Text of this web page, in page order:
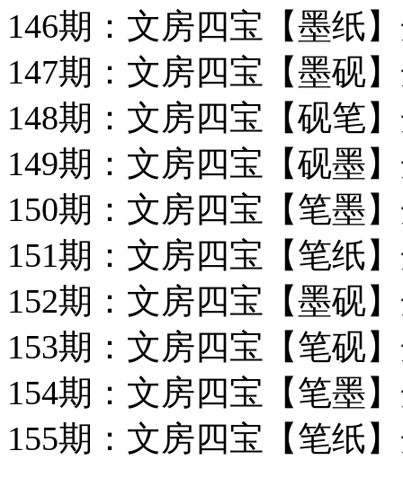
146期：文房四宝【墨纸
147期：文房四宝【墨砚
148期：文房四宝【砚笔
149期：文房四宝【砚墨
150期：文房四宝【笔墨
151期：文房四宝【笔纸
152期：文房四宝【墨砚
153期：文房四宝【笔砚
154期：文房四宝【笔墨
155期：文房四宝【笔纸